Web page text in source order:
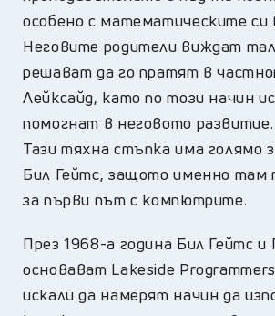
особено с математическите
Неговите родители виждат
решават да го пратят в
Лейксайд, като по този начин
помогнат в неговото развитие.
Тази тяхна стъпка има голямо
Бил Гейтс, защото именно там
за първи път с компютрите.
През 1968-а година Бил Гейтс и
основават Lakeside
искали да намерят начин да